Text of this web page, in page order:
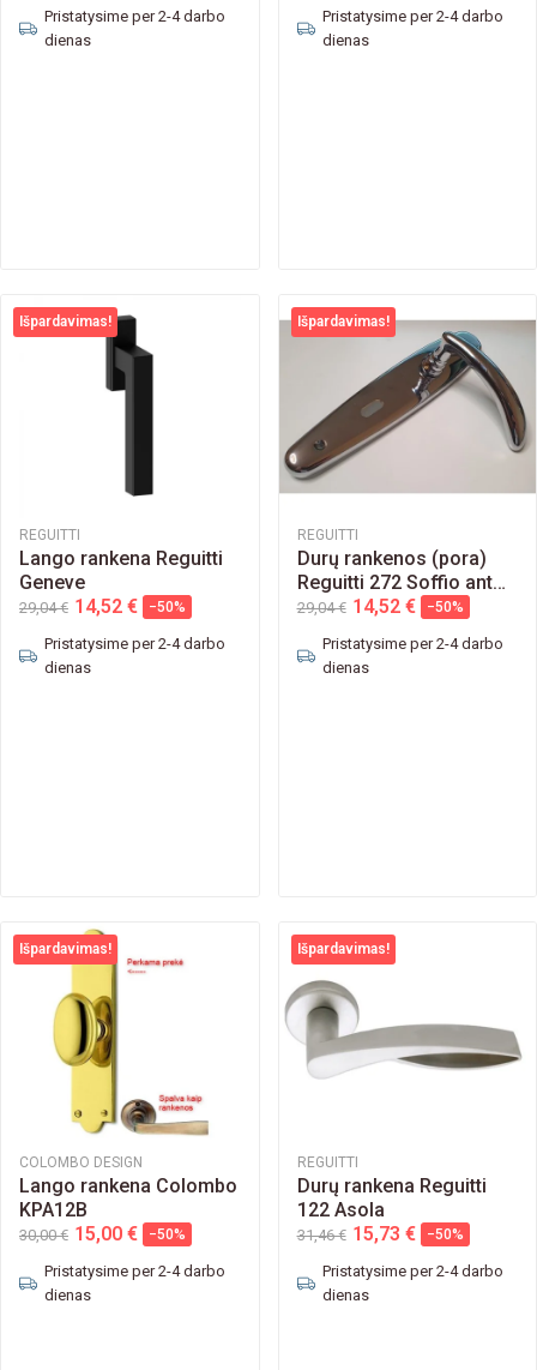
Pristatysime per 2-4 darbo
dienas
Pristatysime per 2-4 darbo
dienas
Išpardavimas!
REGUITTI
Lango rankena Reguitti
Geneve
29,04 € 14,52 € −50%
Pristatysime per 2-4 darbo
dienas
Išpardavimas!
REGUITTI
Durų rankenos (pora)
Reguitti 272 Soffio ant
plokštelės
29,04 € 14,52 € −50%
Pristatysime per 2-4 darbo
dienas
Išpardavimas!
COLOMBO DESIGN
Lango rankena Colombo
KPA12B
30,00 € 15,00 € −50%
Pristatysime per 2-4 darbo
dienas
Išpardavimas!
REGUITTI
Durų rankena Reguitti
122 Asola
31,46 € 15,73 € −50%
Pristatysime per 2-4 darbo
dienas